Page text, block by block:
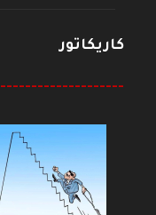
كاريكاتور
--------------------